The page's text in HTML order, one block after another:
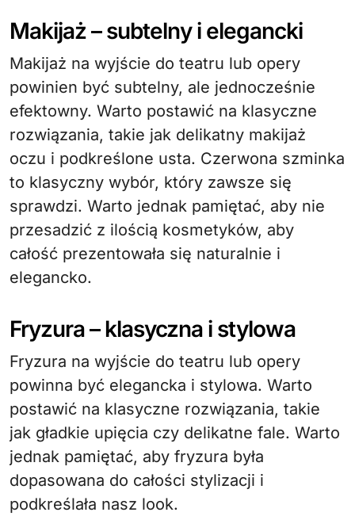
Makijaż – subtelny i elegancki
Makijaż na wyjście do teatru lub opery
powinien być subtelny, ale jednocześnie
efektowny. Warto postawić na klasyczne
rozwiązania, takie jak delikatny makijaż
oczu i podkreślone usta. Czerwona szminka
to klasyczny wybór, który zawsze się
sprawdzi. Warto jednak pamiętać, aby nie
przesadzić z ilością kosmetyków, aby
całość prezentowała się naturalnie i
elegancko.
Fryzura – klasyczna i stylowa
Fryzura na wyjście do teatru lub opery
powinna być elegancka i stylowa. Warto
postawić na klasyczne rozwiązania, takie
jak gładkie upięcia czy delikatne fale. Warto
jednak pamiętać, aby fryzura była
dopasowana do całości stylizacji i
podkreślała nasz look.